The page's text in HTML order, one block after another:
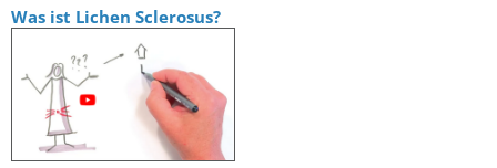
Was ist Lichen Sclerosus?